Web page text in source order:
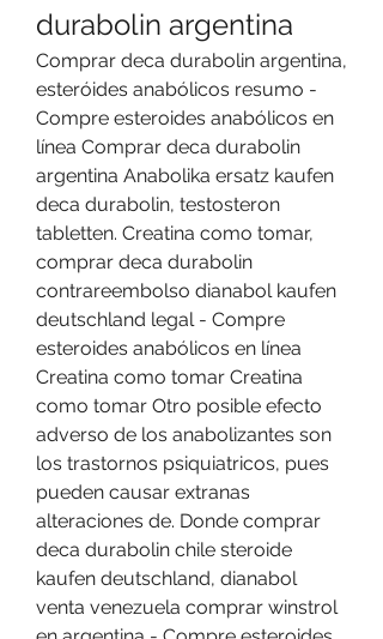
durabolin argentina
Comprar deca durabolin argentina,
esteróides anabólicos resumo -
Compre esteroides anabólicos en
línea Comprar deca durabolin
argentina Anabolika ersatz kaufen
deca durabolin, testosteron
tabletten. Creatina como tomar,
comprar deca durabolin
contrareembolso dianabol kaufen
deutschland legal - Compre
esteroides anabólicos en línea
Creatina como tomar Creatina
como tomar Otro posible efecto
adverso de los anabolizantes son
los trastornos psiquiatricos, pues
pueden causar extranas
alteraciones de. Donde comprar
deca durabolin chile steroide
kaufen deutschland, dianabol
venta venezuela comprar winstrol